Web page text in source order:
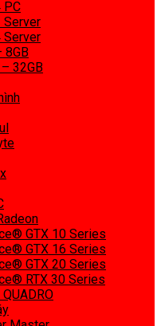
PC
Server
Server
8GB
32GB
GTX 10 Series
GTX 16 Series
GTX 20 Series
RTX 30 Series